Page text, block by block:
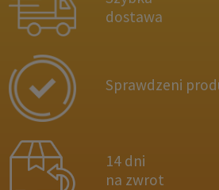
dostawa
Sprawdzeni
14 dni
na zwrot